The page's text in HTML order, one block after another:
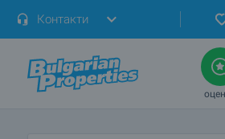
Контакти